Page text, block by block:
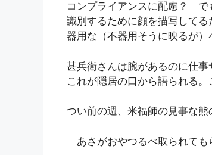
コンプライアンスに配慮？ で
識別するために顔を描写してる
器用な（不器用そうに映るが）
甚兵衛さんは腕があるのに仕事
これが隠居の口から語られる
つい前の週、米福師の見事な熊
「あさがおやつるべ取られても